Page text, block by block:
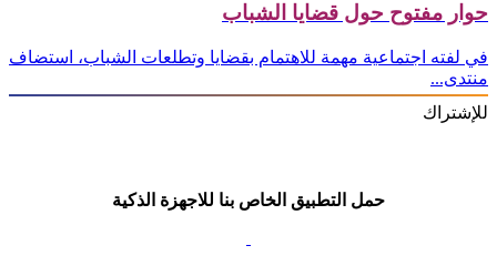
حوار مفتوح حول قضايا الشباب
في لفته اجتماعية مهمة للاهتمام بقضايا وتطلعات الشباب، استضاف
منتدى...
للإشتراك
حمل التطبيق الخاص بنا للاجهزة الذكية